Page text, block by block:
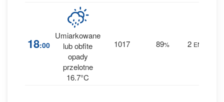
18:00
Umiarkowane
lub obfite
opady
przelotne
16.7°C
1017 89% 2 ENE